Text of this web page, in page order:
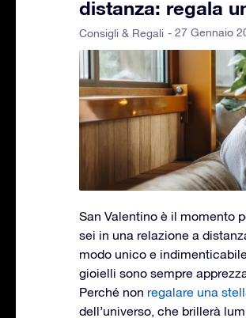
distanza: regala
Consigli & Regali - 27 Gennaio
San Valentino è il momento
sei in una relazione a
modo unico e
gioielli sono sempre
Perché non regalare una
dell’universo, che brillerà